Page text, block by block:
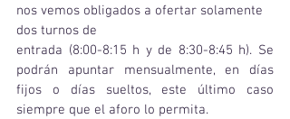
nos vemos obligados a ofertar solamente
dos turnos de
entrada (8:00-8:15 h y de 8:30-8:45 h). Se
podrán apuntar mensualmente, en días
fijos o días sueltos, este último caso
siempre que el aforo lo permita.